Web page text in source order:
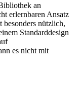
an
erlernbaren Ansatz
nützlich,
Standarddesign
es nicht mit